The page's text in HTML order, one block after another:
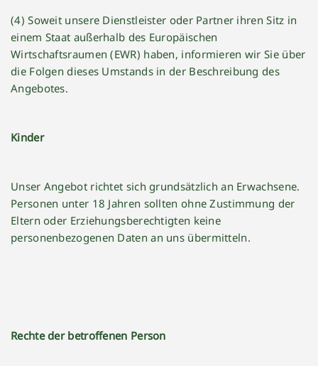
(4) Soweit unsere Dienstleister oder Partner ihren Sitz in
einem Staat außerhalb des Europäischen
Wirtschaftsraumen (EWR) haben, informieren wir Sie über
die Folgen dieses Umstands in der Beschreibung des
Angebotes.
Kinder
Unser Angebot richtet sich grundsätzlich an Erwachsene.
Personen unter 18 Jahren sollten ohne Zustimmung der
Eltern oder Erziehungsberechtigten keine
personenbezogenen Daten an uns übermitteln.
Rechte der betroffenen Person